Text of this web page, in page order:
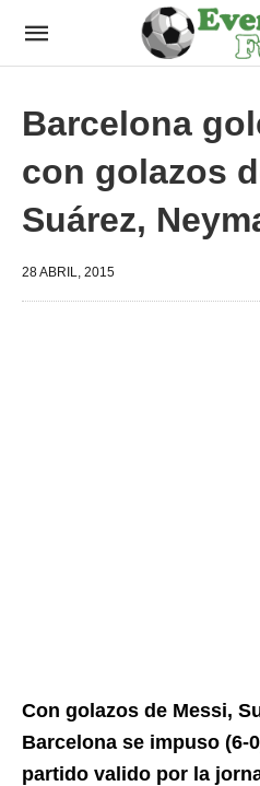
Barcelona
con golazos
Suárez,
28 ABRIL, 2015
Con golazos de Messi,
Barcelona se impuso (6-
partido valido por la